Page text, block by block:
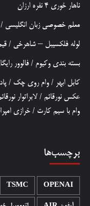
ناهار خوری 4 نفره ارزان
معلم خصوصی زبان انگلیسی /
لوله فلکسیبل – شاهرخی /
بسته بندی وکیوم / فالوور
کابل ابهر / وام روی چک /
عکس نورقائم / لابراتوار
وام با سیم کارت / خرازی
برچسب‌ها
OPENAI
TSMC